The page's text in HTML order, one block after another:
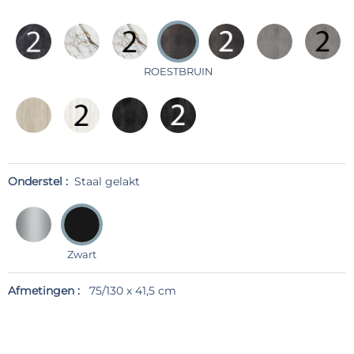
ROESTBRUIN
Onderstel : Staal gelakt
Zwart
Afmetingen : 75/130 x 41,5 cm